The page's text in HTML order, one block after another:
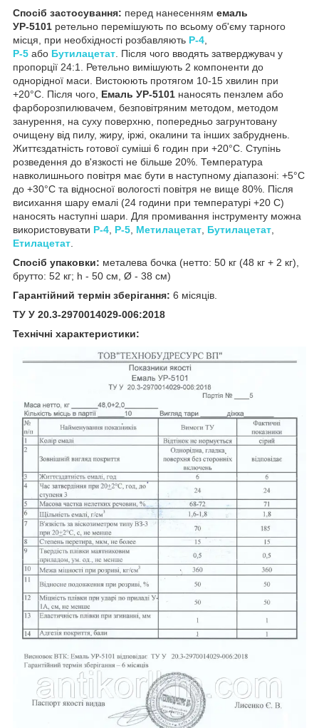
Спосіб застосування: перед нанесенням емаль
УР-5101 ретельно перемішують по всьому об'єму тарного
місця, при необхідності розбавляють Р-4
Р-5 або Бутилацетат . Після чого вводять затверджувач у
пропорції 24:1. Ретельно вимішують 2 компоненти до
однорідної маси.
Вистоюють протягом 10-15 хвилин при
+20°С. Після чого, Емаль УР-5101 наносять пензлем або
фарборозпилювачем, безповітряним методом, методом
занурення, на суху поверхню, попередньо загрунтовану
очищену від пилу, жиру, іржі, окалини та інших забруднень.
Життєздатність готової суміші 6 годин при +20°С. Ступінь
розведення до в'язкості не більше 20%. Температура
навколишнього повітря має бути в наступному діапазоні: +5°С
до +30°С та відносної вологості повітря не вище 80%. Після
висихання шару емалі (24 години при температурі +20 С)
наносять наступні шари. Для промивання інструменту можна
використовувати Р-4 Р-5 Метилацетат Бутилацетат
Етилацетат
Спосіб упаковки: металева бочка (нетто: 50 кг (48 кг + 2 кг),
брутто: 52 кг; h - 50 см, Ø - 38 см)
Гарантійний термін зберігання: 6 місяців.
ТУ У 20.3-2970014029-006:2018
Технічні характеристики: